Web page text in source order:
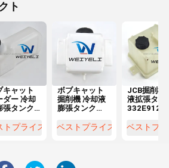
ト
キャット
ダー 冷却
張タンク
732 ロー
トプライス
ボブキャット
掘削機 冷却液
膨張タンク
7286508 E32
ベストプライス
JCB掘削機
液拡張タン
332E9125
ーダーラジ
ベストプ